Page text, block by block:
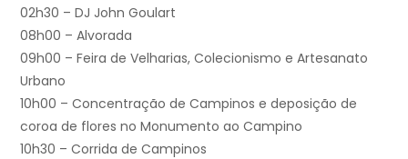
02h30 – DJ John Goulart
08h00 – Alvorada
09h00 – Feira de Velharias, Colecionismo e Artesanato
Urbano
10h00 – Concentração de Campinos e deposição de
coroa de flores no Monumento ao Campino
10h30 – Corrida de Campinos